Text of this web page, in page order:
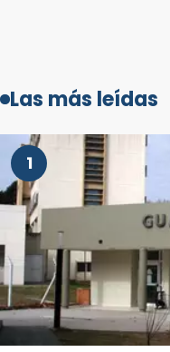
Las más leídas
1